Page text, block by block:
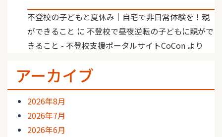
不登校の子どもと夏休み｜自宅で非日常体験を！親
ができること に 不登校で昼夜逆転の子どもに親がで
きること - 不登校支援ポータルサイトCoCon より
アーカイブ
2026年8月
2026年7月
2026年6月